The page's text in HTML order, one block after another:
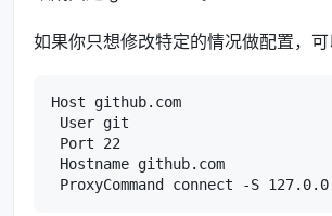
如果你只想修改特定的情况做配置，
Host github.com
User git
Port 22
Hostname github.com